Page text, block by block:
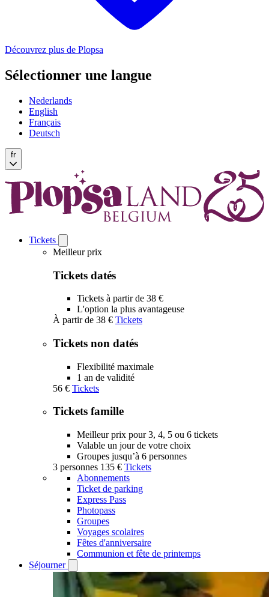
Découvrez plus de Plopsa
Sélectionner une langue
Nederlands
English
Français
Deutsch
fr
Tickets
Tickets
submenu
Meilleur prix
Tickets datés
Tickets à partir de 38 €
L'option la plus avantageuse
À partir de 38 € Tickets
Tickets non datés
Flexibilité maximale
1 an de validité
56 € Tickets
Tickets famille
Meilleur prix pour 3, 4, 5 ou 6 tickets
Valable un jour de votre choix
Groupes jusqu’à 6 personnes
3 personnes 135 € Tickets
Abonnements
Ticket de parking
Express Pass
Photopass
Groupes
Voyages scolaires
Fêtes d'anniversaire
Communion et fête de printemps
Séjourner
Séjourner
submenu